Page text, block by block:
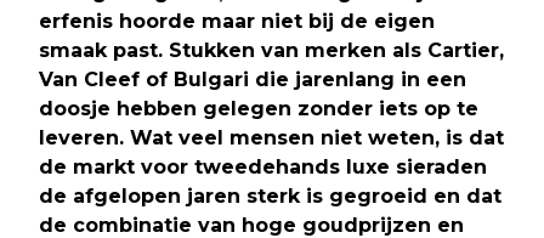
erfenis hoorde maar niet bij de eigen
smaak past. Stukken van merken als Cartier,
Van Cleef of Bulgari die jarenlang in een
doosje hebben gelegen zonder iets op te
leveren. Wat veel mensen niet weten, is dat
de markt voor tweedehands luxe sieraden
de afgelopen jaren sterk is gegroeid en dat
de combinatie van hoge goudprijzen en